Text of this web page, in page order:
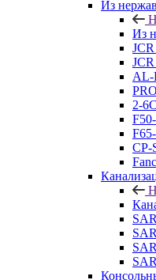
Из
Из
JCR
JCR
AL-
2-
CP-